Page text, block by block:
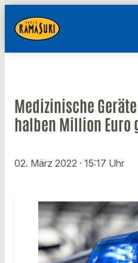
Medizinische
halben Million Euro
02. März 2022 · 15:17 Uhr